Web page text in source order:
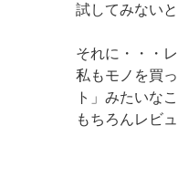
試してみない
それに・・・
私もモノを買
ト」みたいな
もちろんレビ